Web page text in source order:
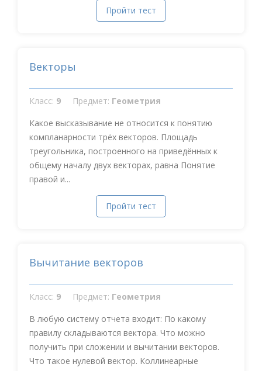
Пройти тест
Векторы
Класс: 9 Предмет: Геометрия
Какое высказывание не относится к понятию
компланарности трёх векторов. Площадь
треугольника, построенного на приведённых к
общему началу двух векторах, равна Понятие
правой и...
Пройти тест
Вычитание векторов
Класс: 9 Предмет: Геометрия
В любую систему отчета входит: По какому
правилу складываются вектора. Что можно
получить при сложении и вычитании векторов.
Что такое нулевой вектор. Коллинеарные